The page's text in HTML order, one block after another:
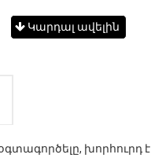
Կարդալ ավելին
խորհուրդ է